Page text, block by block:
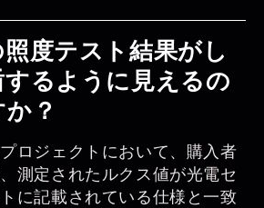
度テスト結果がし
るように見えるの
？
ロジェクトにおいて、購入者
測定されたルクス値が光電セ
に記載されている仕様と一致